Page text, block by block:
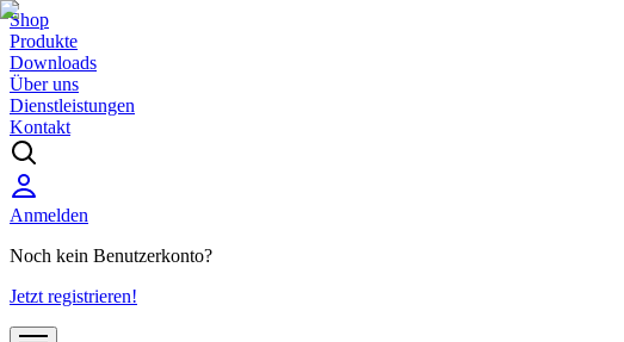
Shop
Produkte
Downloads
Über uns
Dienstleistungen
Kontakt
Anmelden
Noch kein Benutzerkonto?
Jetzt registrieren!